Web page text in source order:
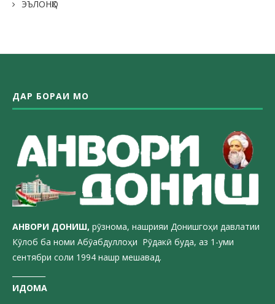
ЭЪЛОНҲО
ДАР БОРАИ МО
АНВОРИ ДОНИШ, рӯзнома, нашрияи Донишгоҳи давлатии
Кӯлоб ба номи Абӯабдуллоҳи Рӯдакӣ буда, аз 1-уми
сентябри соли 1994 нашр мешавад.
ИДОМА